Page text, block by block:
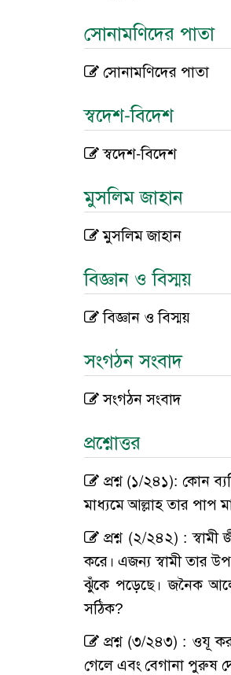
সোনামণিদের পাতা
সোনামণিদের পাতা
স্বদেশ-বিদেশ
স্বদেশ-বিদেশ
মুসলিম জাহান
মুসলিম জাহান
বিজ্ঞান ও বিস্ময়
বিজ্ঞান ও বিস্ময়
সংগঠন সংবাদ
সংগঠন সংবাদ
প্রশ্নোত্তর
প্রশ্ন (১/২৪১): কোন
মাধ্যমে আল্লাহ তার পাপ
প্রশ্ন (২/২৪২) : স্বামী
করে। এজন্য স্বামী তার
ঝুঁকে পড়েছে। জনৈক
সঠিক?
প্রশ্ন (৩/২৪৩) : ওযূ
গেলে এবং বেগানা পুরুষ